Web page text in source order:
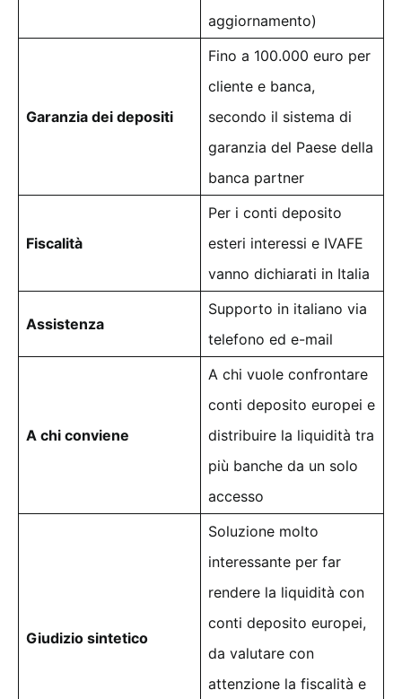
aggiornamento)
Garanzia dei depositi
Fino a 100.000 euro per
cliente e banca,
secondo il sistema di
garanzia del Paese della
banca partner
Fiscalità
Per i conti deposito
esteri interessi e IVAFE
vanno dichiarati in Italia
Assistenza
Supporto in italiano via
telefono ed e-mail
A chi conviene
A chi vuole confrontare
conti deposito europei e
distribuire la liquidità tra
più banche da un solo
accesso
Giudizio sintetico
Soluzione molto
interessante per far
rendere la liquidità con
conti deposito europei,
da valutare con
attenzione la fiscalità e